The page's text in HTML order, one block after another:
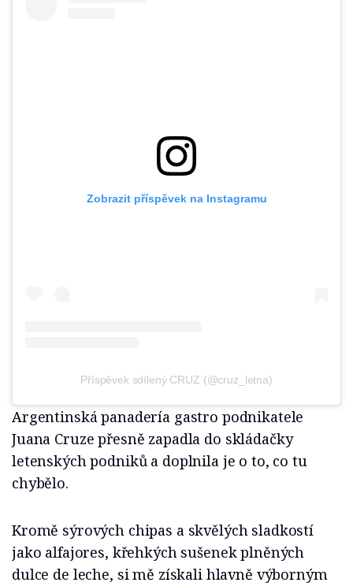
Zobrazit příspěvek na Instagramu
Příspěvek sdílený CRUZ (@cruz_letna)
Argentinská panadería gastro podnikatele
Juana Cruze přesně zapadla do skládačky
letenských podniků a doplnila je o to, co tu
chybělo.
Kromě sýrových chipas a skvělých sladkostí
jako alfajores, křehkých sušenek plněných
dulce de leche, si mě získali hlavně výborným